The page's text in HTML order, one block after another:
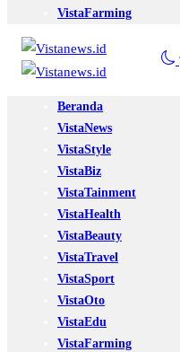
VistaFarming
Beranda
VistaNews
VistaStyle
VistaBiz
VistaTainment
VistaHealth
VistaBeauty
VistaTravel
VistaSport
VistaOto
VistaEdu
VistaFarming